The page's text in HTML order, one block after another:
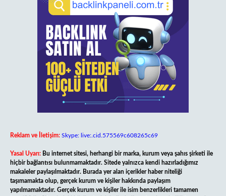
Reklam ve İletişim: Skype: live:.cid.575569c608265c69
Yasal Uyarı: Bu internet sitesi, herhangi bir marka, kurum veya şahıs şirketi ile
hiçbir bağlantısı bulunmamaktadır. Sitede yalnızca kendi hazırladığımız
makaleler paylaşılmaktadır. Burada yer alan içerikler haber niteliği
taşımamakta olup, gerçek kurum ve kişiler hakkında paylaşım
yapılmamaktadır. Gerçek kurum ve kişiler ile isim benzerlikleri tamamen